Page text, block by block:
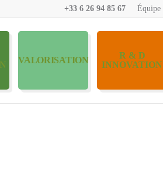
Équipe
+33 6 26 94 85 67
VALORISATION
R & D
INNOVATION